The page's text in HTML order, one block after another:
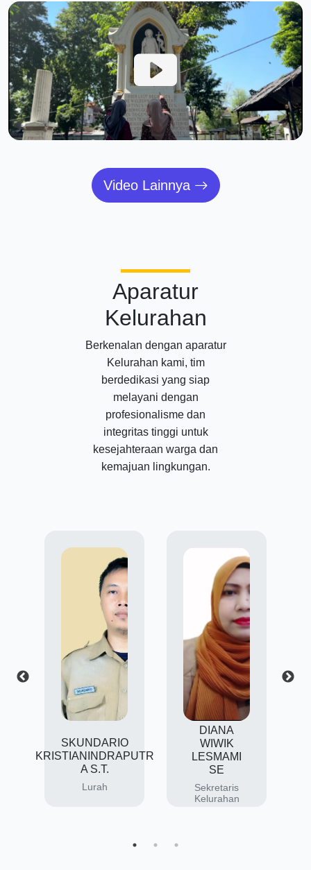
Video Lainnya
Aparatur
Kelurahan
Berkenalan dengan aparatur
Kelurahan kami, tim
berdedikasi yang siap
melayani dengan
profesionalisme dan
integritas tinggi untuk
kesejahteraan warga dan
kemajuan lingkungan.
SKUNDARIO
KRISTIANINDRAPUTR
A S.T.
Lurah
DIANA
WIWIK
LESMAMI
SE
Sekretaris
Kelurahan